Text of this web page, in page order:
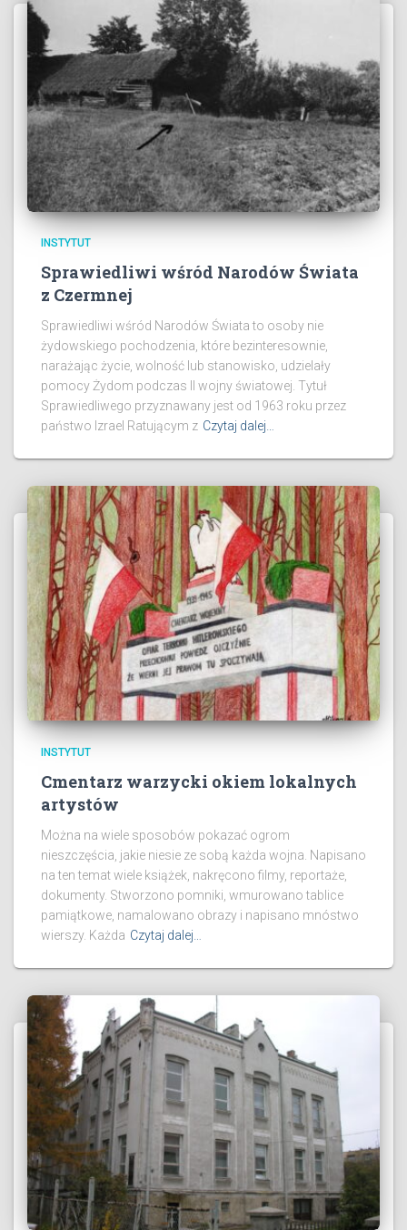
INSTYTUT
Sprawiedliwi wśród Narodów Świata
z Czermnej
Sprawiedliwi wśród Narodów Świata to osoby nie
żydowskiego pochodzenia, które bezinteresownie,
narażając życie, wolność lub stanowisko, udzielały
pomocy Żydom podczas II wojny światowej. Tytuł
Sprawiedliwego przyznawany jest od 1963 roku przez
państwo Izrael Ratującym z Czytaj dalej…
INSTYTUT
Cmentarz warzycki okiem lokalnych
artystów
Można na wiele sposobów pokazać ogrom
nieszczęścia, jakie niesie ze sobą każda wojna. Napisano
na ten temat wiele książek, nakręcono filmy, reportaże,
dokumenty. Stworzono pomniki, wmurowano tablice
pamiątkowe, namalowano obrazy i napisano mnóstwo
wierszy. Każda Czytaj dalej…